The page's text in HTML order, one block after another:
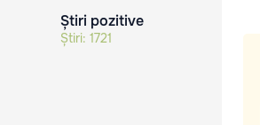
Știri pozitive
Știri: 1721